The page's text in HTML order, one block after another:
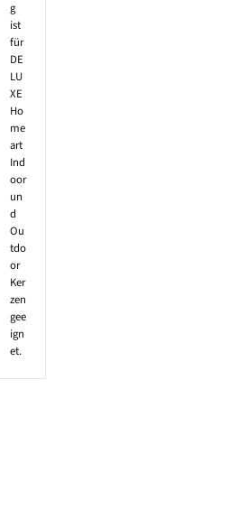
g
ist
für
DE
LU
XE
Ho
me
art
Ind
oor
un
d
Ou
tdo
or
Ker
zen
gee
ign
et.